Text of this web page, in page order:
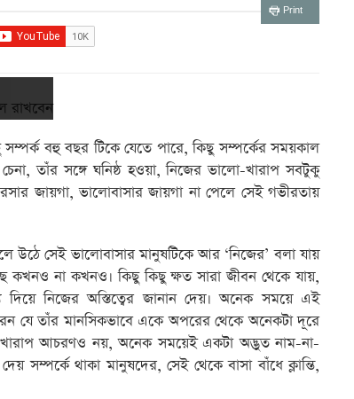
Print
বহু বছর টিকে যেতে পারে, কিছু সম্পর্কের সময়কাল
তাঁর সঙ্গে ঘনিষ্ঠ হওয়া, নিজের ভালো-খারাপ সবটুকু
জায়গা, ভালোবাসার জায়গা না পেলে সেই গভীরতায়
উঠে সেই ভালোবাসার মানুষটিকে আর ‘নিজের’ বলা যায়
কখনও না কখনও। কিছু কিছু ক্ষত সারা জীবন থেকে যায়,
নিজের অস্তিত্বের জানান দেয়। অনেক সময়ে এই
যে তাঁর মানসিকভাবে একে অপরের থেকে অনেকটা দূরে
আচরণও নয়, অনেক সময়েই একটা অদ্ভুত নাম-না-
থাকা মানুষদের, সেই থেকে বাসা বাঁধে ক্লান্তি,